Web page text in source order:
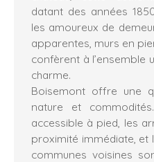
datant des années
les amoureux de
apparentes, murs en
confèrent à l’ensemble
charme.
Boisemont offre une
nature et
accessible à pied, les
proximité immédiate, et
communes voisines